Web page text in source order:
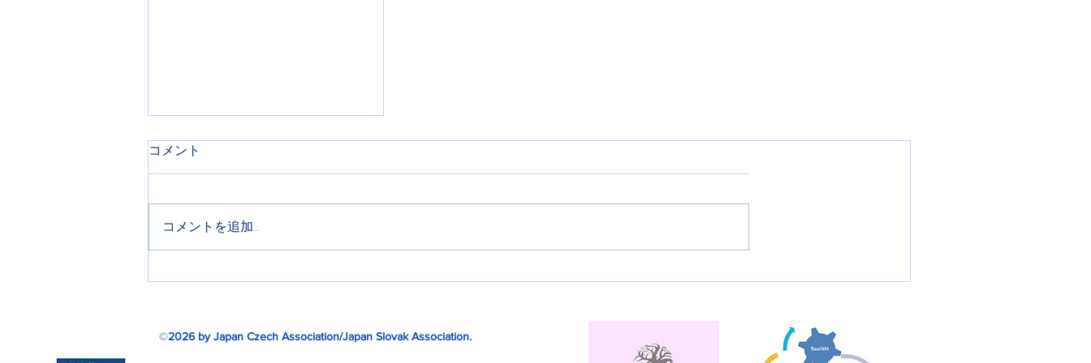
横浜中欧フェス
コメント
コメントを追加…
©2026 by Japan Czech Association/Japan Slovak Association.